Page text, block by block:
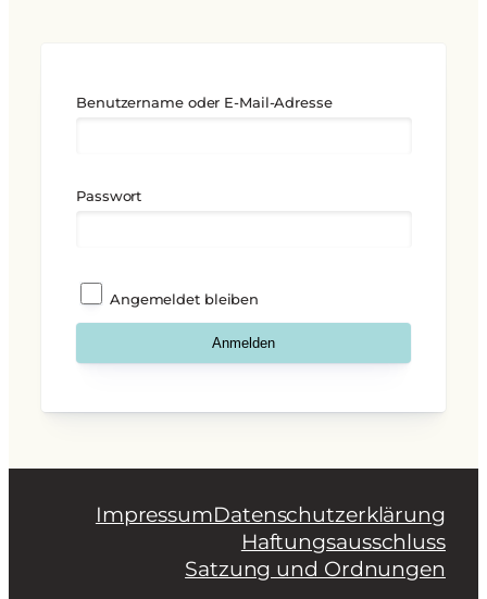
Benutzername oder E-Mail-Adresse
Passwort
Angemeldet bleiben
ImpressumDatenschutzerklärung
Haftungsausschluss
Satzung und Ordnungen